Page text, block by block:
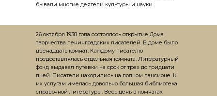
бывали многие деятели культуры и науки.
26 октября 1938 года состоялось открытие Дома
творчества ленинградских писателей. В доме было
двенадцать комнат. Каждому писателю
предоставлялась отдельная комната. Литературный
фонд выдавал путевки на срок от трех до тридцати
дней. Писатели находились на полном пансионе. К
их услугам имелась довольно большая библиотека
справочной литературы. Весь день в комнатах